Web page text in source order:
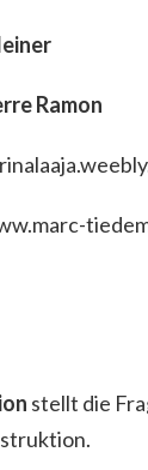
Ramon
stellt die